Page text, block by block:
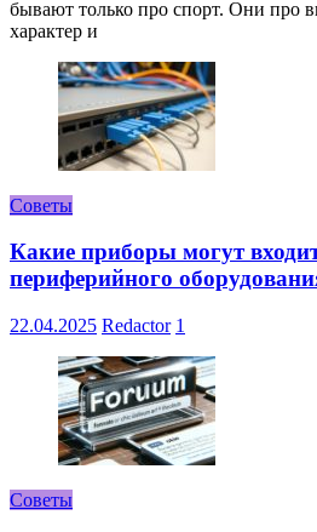
бывают только про спорт. Они про
характер и
Советы
Какие приборы могут
периферийного
22.04.2025 Redactor 1
Советы